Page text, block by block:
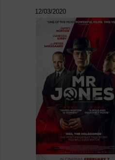
12/03/2020